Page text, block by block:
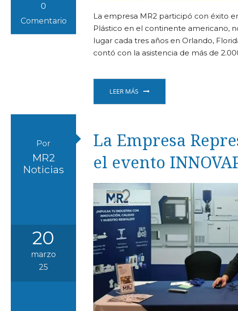
0
Comentario
La empresa MR2 participó con éxito
Plástico en el continente americano,
lugar cada tres años en Orlando,
contó con la asistencia de más de
LEER MÁS
Por
MR2
Noticias
20
marzo
25
La Empresa
el evento